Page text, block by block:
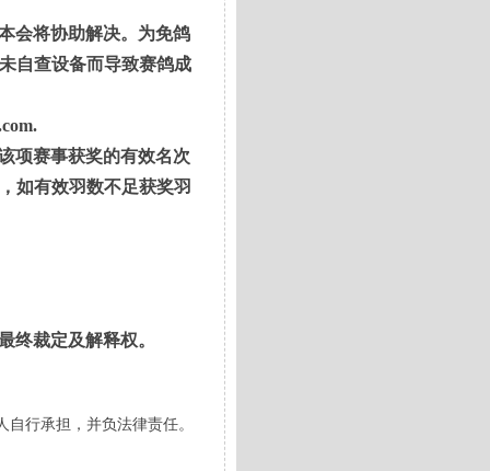
会将协助解决。为免鸽
自查设备而导致赛鸽成
项赛事获奖的有效名次
如有效羽数不足获奖羽
终裁定及解释权。
行承担，并负法律责任。